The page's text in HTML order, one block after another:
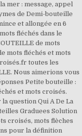
mer : message, appel
de Demi-bouteille
et allongée en 6
fléchés dans le
de mots
mots fléchés et mots
toutes les
Nous aimerions vous
Petite bouteille :
et mots croisés.
question Qui A De La
Graduees Solution
croisés, mots flèches
pour la définition